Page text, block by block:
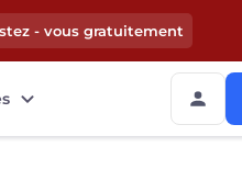
- vous gratuitement